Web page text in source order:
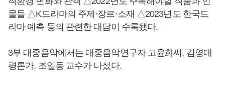
물들 △K드라마의 주제·장르·소재 △2023년도 한국드
라마 예측 등의 관련한 대담이 수록됐다.
3부 대중음악에서는 대중음악연구자 고윤화씨, 김영대
평론가, 조일동 교수가 나섰다.